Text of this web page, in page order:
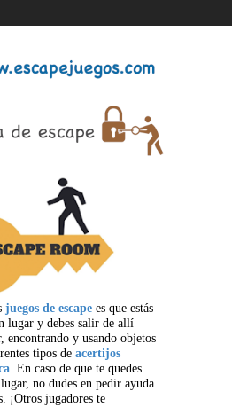
juegos de escape es que estás
lugar y debes salir de allí
encontrando y usando objetos
tipos de acertijos
. En caso de que te quedes
no dudes en pedir ayuda
¡Otros jugadores te